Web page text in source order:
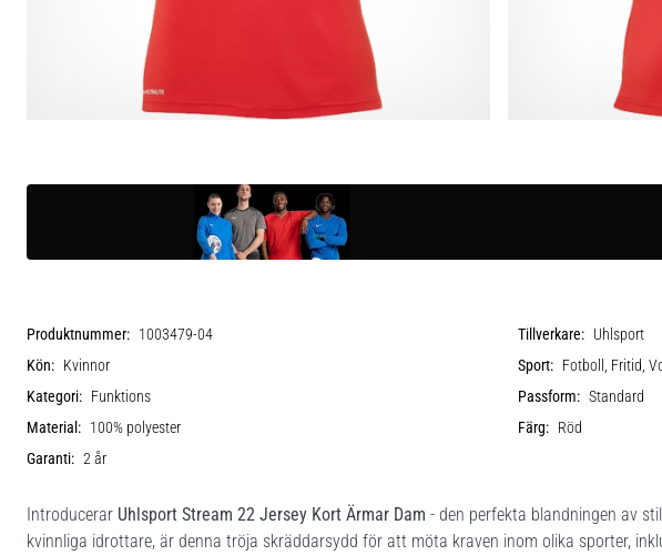
Produktnummer: 1003479-04 Tillverkare: Uhlsport
Kön: Kvinnor Sport: Fotboll, Fritid,
Kategori: Funktions Passform: Standard
Material: 100% polyester Färg: Röd
Garanti: 2 år
Introducerar Uhlsport Stream 22 Jersey Kort Ärmar Dam - den perfekta blandningen av
kvinnliga idrottare, är denna tröja skräddarsydd för att möta kraven inom olika sporter,